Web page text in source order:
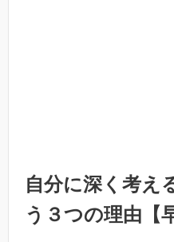
自分に深く考え
う３つの理由【